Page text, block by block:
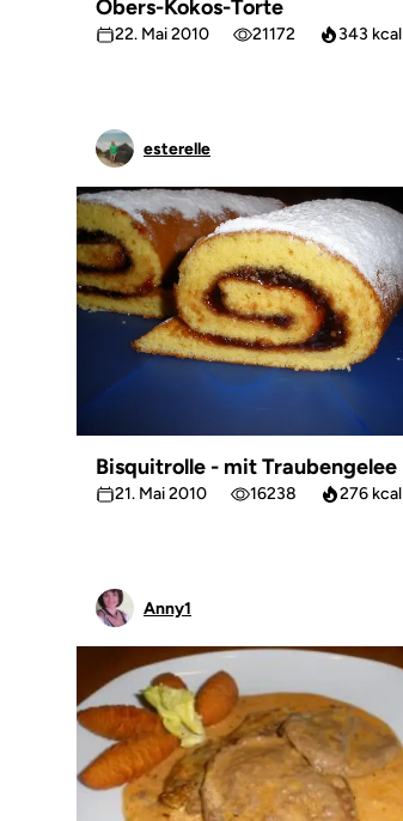
Obers-Kokos-Torte
22. Mai 2010 21172 343 kcal
esterelle
Bisquitrolle - mit Traubengelee
21. Mai 2010 16238 276 kcal
Anny1